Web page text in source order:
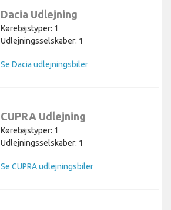
Dacia Udlejning
Køretøjstyper: 1
Udlejningsselskaber: 1
Se Dacia udlejningsbiler
CUPRA Udlejning
Køretøjstyper: 1
Udlejningsselskaber: 1
Se CUPRA udlejningsbiler